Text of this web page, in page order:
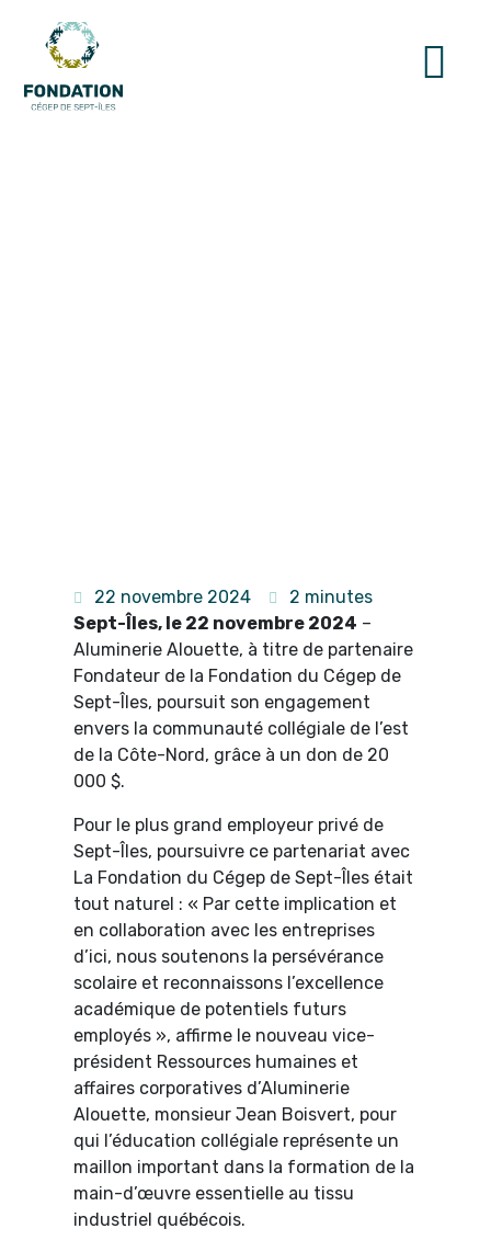
22 novembre 2024
2 minutes
Sept-Îles, le 22 novembre 2024 –
Aluminerie Alouette, à titre de partenaire
Fondateur de la Fondation du Cégep de
Sept-Îles, poursuit son engagement
envers la communauté collégiale de l’est
de la Côte-Nord, grâce à un don de 20
000 $.
Pour le plus grand employeur privé de
Sept-Îles, poursuivre ce partenariat avec
La Fondation du Cégep de Sept-Îles était
tout naturel : « Par cette implication et
en collaboration avec les entreprises
d’ici, nous soutenons la persévérance
scolaire et reconnaissons l’excellence
académique de potentiels futurs
employés », affirme le nouveau vice-
président Ressources humaines et
affaires corporatives d’Aluminerie
Alouette, monsieur Jean Boisvert, pour
qui l’éducation collégiale représente un
maillon important dans la formation de la
main-d’œuvre essentielle au tissu
industriel québécois.